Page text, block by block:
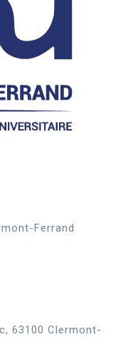
Ferrand
63100 Clermont-